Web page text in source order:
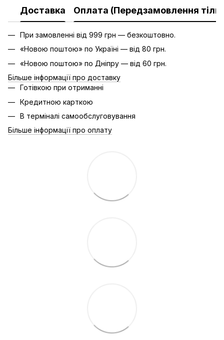
Доставка Оплата (Передзамовлення
При замовленні від 999 грн — безкоштовно.
«Новою поштою» по Україні — від 80 грн.
«Новою поштою» по Дніпру — від 60 грн.
Більше інформації про доставку
Готівкою при отриманні
Кредитною карткою
В терміналі самообслуговування
Більше інформації про оплату